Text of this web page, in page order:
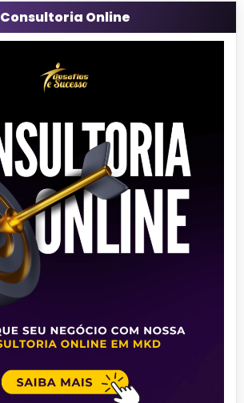
Consultoria Online